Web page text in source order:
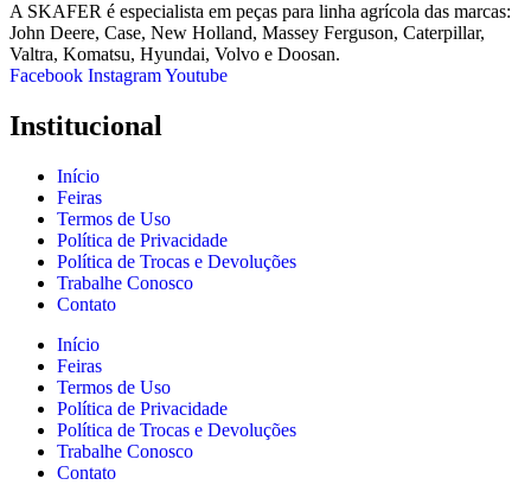
A SKAFER é especialista em peças para linha agrícola das marcas:
John Deere, Case, New Holland, Massey Ferguson, Caterpillar,
Valtra, Komatsu, Hyundai, Volvo e Doosan.
Facebook InstagramYoutube
Institucional
Início
Feiras
Termos de Uso
Política de Privacidade
Política de Trocas e Devoluções
Trabalhe Conosco
Contato
Início
Feiras
Termos de Uso
Política de Privacidade
Política de Trocas e Devoluções
Trabalhe Conosco
Contato